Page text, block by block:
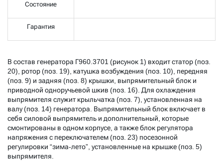
Состояние
Гарантия
В состав генератора Г960.3701 (рисунок 1) входит статор (поз.
20), ротор (поз. 19), катушка возбуждения (поз. 10), передняя
(поз. 9) и задняя (поз. 8) крышки, выпрямительный блок и
приводной одноручьевой шкив (поз. 16). Для охлаждения
выпрямителя служит крыльчатка (поз. 7), установленная на
валу (поз. 14) генератора. Выпрямительный блок включает в
себя силовой выпрямитель и дополнительный, которые
смонтированы в одном корпусе, а также блок регулятора
напряжения с переключателем (поз. 23) посезонной
регулировки “зима-лето”, установленные на крышке (поз. 5)
выпрямителя.